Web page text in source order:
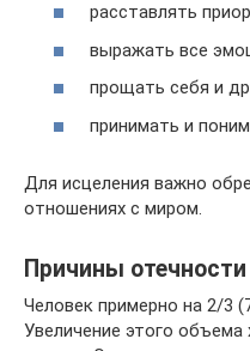
расставлять
выражать все
прощать себя и
принимать и
Для исцеления важно
отношениях с миром.
Причины
Человек примерно на 2/3
Увеличение этого объема